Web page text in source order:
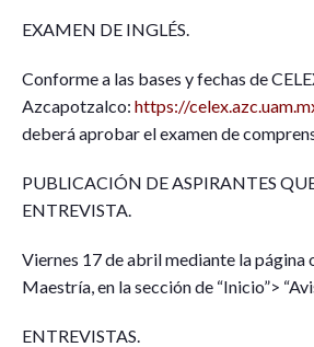
EXAMEN DE INGLÉS.
Conforme a las bases y fechas de
Azcapotzalco: https://
deberá aprobar el examen de
PUBLICACIÓN DE ASPIRANTES
ENTREVISTA.
Viernes 17 de abril mediante la página
Maestría, en la sección de “Inicio”>
ENTREVISTAS.